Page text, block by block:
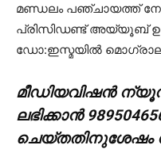
മണ്ഡലം പഞ്ചായത്ത്
പ്രിസിഡണ്ട് അയ്യൂബ്
ഡോ:ഇസ്മയിൽ
മീഡിയവിഷൻ
ലഭിക്കാന്‍
ചെയ്തതിനുശേഷം